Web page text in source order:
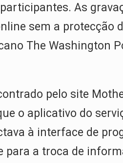
As
sem a protecção
The Washington
pelo site
o aplicativo do
à interface de
para a troca de